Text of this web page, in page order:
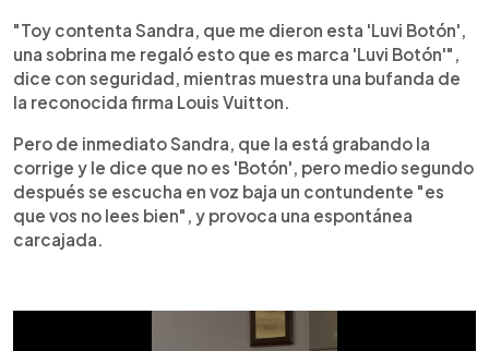
"Toy contenta Sandra, que me dieron esta 'Luvi Botón',
una sobrina me regaló esto que es marca 'Luvi Botón'",
dice con seguridad, mientras muestra una bufanda de
la reconocida firma Louis Vuitton.
Pero de inmediato Sandra, que la está grabando la
corrige y le dice que no es 'Botón', pero medio segundo
después se escucha en voz baja un contundente "es
que vos no lees bien", y provoca una espontánea
carcajada.